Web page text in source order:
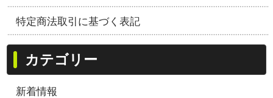
特定商法取引に基づく表記
カテゴリー
新着情報